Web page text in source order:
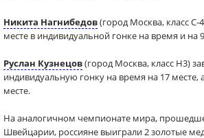
Никита Нагнибедов(город Москва, класс
месте в индивидуальной гонке на время и на
Руслан Кузнецов(город Москва, класс Н3)
индивидуальную гонку на время на 17 месте,
месте.
На аналогичном чемпионате мира,
Швейцарии, россияне выиграли 2 золотые